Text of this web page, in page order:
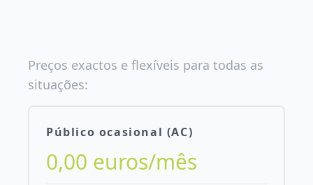
Preços exactos e flexíveis para todas as
situações:
Público ocasional (AC)
0,00 euros/mês